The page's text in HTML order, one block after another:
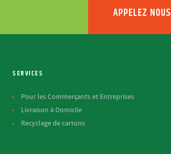
APPELEZ NOUS
SERVICES
Pour les Commerçants et Entreprises
Livraison à Domicile
Recyclage de cartons